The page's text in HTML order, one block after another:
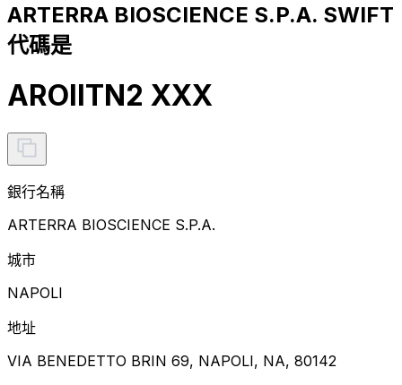
ARTERRA BIOSCIENCE S.P.A. SWIFT
代碼是
AROIITN2 XXX
銀行名稱
ARTERRA BIOSCIENCE S.P.A.
城市
NAPOLI
地址
VIA BENEDETTO BRIN 69, NAPOLI, NA, 80142